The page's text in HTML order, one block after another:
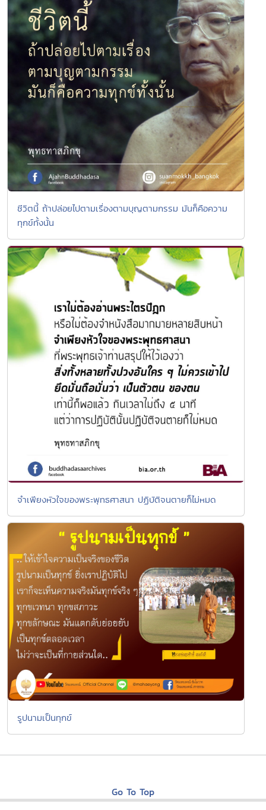
ชีวิตนี้ ถ้าปล่อยไปตามเรื่องตามบุญตามกรรม มันก็คือความ
ทุกข์ทั้งนั้น
จำเพียงหัวใจของพระพุทธศาสนา ปฏิบัติจนตายก็ไม่หมด
รูปนามเป็นทุกข์
Go To Top